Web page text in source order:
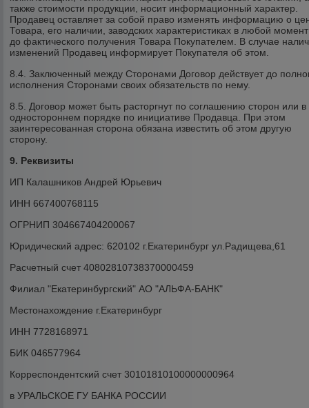
также стоимости продукции, носит информационный характер.
Продавец оставляет за собой право изменять информацию о
Товара, его наличии, заводских характеристиках в любой момент
до фактического получения Товара Покупателем. В случае
изменений Продавец информирует Покупателя об этом.
8.4. Заключенный между Сторонами Договор действует до
исполнения Сторонами своих обязательств по нему.
8.5. Договор может быть расторгнут по соглашению сторон или в
одностороннем порядке по инициативе Продавца. При этом
заинтересованная сторона обязана известить об этом другую
сторону.
9. Реквизиты
ИП Калашников Андрей Юрьевич
ИНН 667400768115
ОГРНИП 304667404200067
Юридический адрес: 620102 г.Екатеринбург ул.Радищева,61
Расчетный счет 40802810738370000459
Филиал "Екатеринбургский" АО "АЛЬФА-БАНК"
Местонахождение г.Екатеринбург
ИНН 7728168971
БИК 046577964
Корреспондентский счет 30101810100000000964
в УРАЛЬСКОЕ ГУ БАНКА РОССИИ